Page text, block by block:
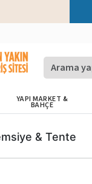
YAPI MARKET &
BAHÇE
& Tente